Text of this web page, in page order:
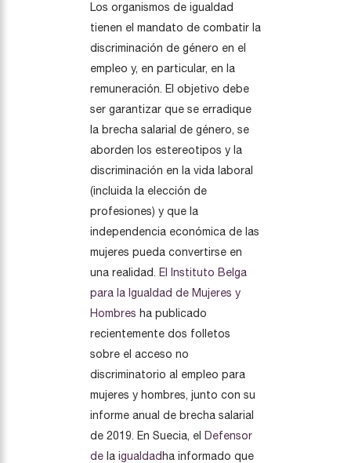
Los organismos de igualdad
tienen el mandato de combatir la
discriminación de género en el
empleo y, en particular, en la
remuneración. El objetivo debe
ser garantizar que se erradique
la brecha salarial de género, se
aborden los estereotipos y la
discriminación en la vida laboral
(incluida la elección de
profesiones) y que la
independencia económica de las
mujeres pueda convertirse en
una realidad. El Instituto Belga
para la Igualdad de Mujeres y
Hombres ha publicado
recientemente dos folletos
sobre el acceso no
discriminatorio al empleo para
mujeres y hombres, junto con su
informe anual de brecha salarial
de 2019. En Suecia, el Defensor
de la igualdadha informado que